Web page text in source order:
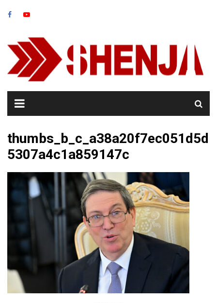
thumbs_b_c_a38a20f7ec051d5d
5307a4c1a859147c